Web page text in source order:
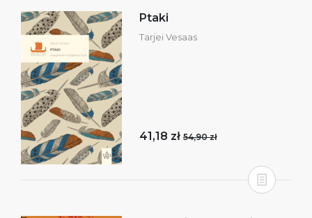
Ptaki
Tarjei Vesaas
41,18 zł 54,90 zł